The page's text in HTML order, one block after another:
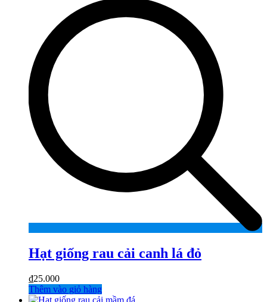
Hạt giống rau cải canh lá đỏ
₫25.000
Thêm vào giỏ hàng